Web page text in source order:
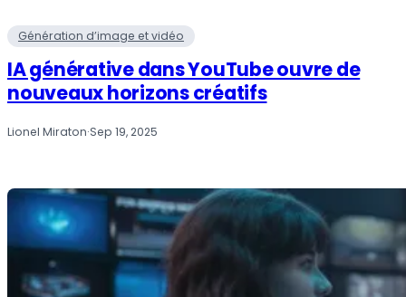
Génération d’image et vidéo
IA générative dans YouTube ouvre de
nouveaux horizons créatifs
Lionel Miraton·Sep 19, 2025